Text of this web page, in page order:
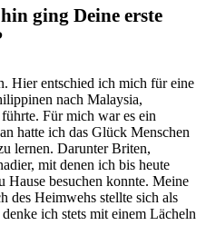
ging Deine erste
Hier entschied ich mich für eine
nach Malaysia,
Für mich war es ein
hatte ich das Glück Menschen
lernen. Darunter Briten,
mit denen ich bis heute
Hause besuchen konnte. Meine
des Heimwehs stellte sich als
ich stets mit einem Lächeln